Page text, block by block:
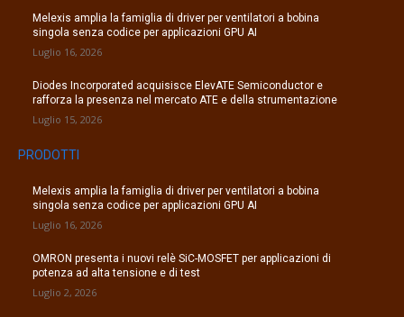
Melexis amplia la famiglia di driver per ventilatori a bobina
singola senza codice per applicazioni GPU AI
Luglio 16, 2026
Diodes Incorporated acquisisce ElevATE Semiconductor e
rafforza la presenza nel mercato ATE e della strumentazione
Luglio 15, 2026
PRODOTTI
Melexis amplia la famiglia di driver per ventilatori a bobina
singola senza codice per applicazioni GPU AI
Luglio 16, 2026
OMRON presenta i nuovi relè SiC-MOSFET per applicazioni di
potenza ad alta tensione e di test
Luglio 2, 2026